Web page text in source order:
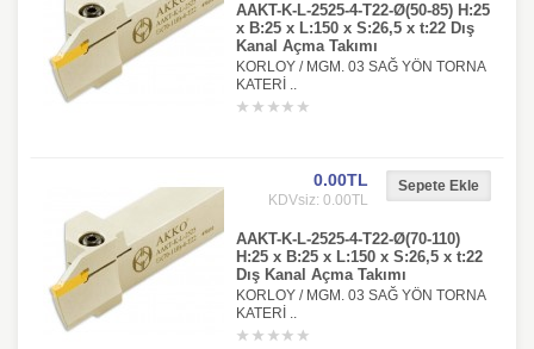
AAKT-K-L-2525-4-T22-Ø(50-85) H:25
x B:25 x L:150 x S:26,5 x t:22 Dış
Kanal Açma Takımı
KORLOY / MGM. 03 SAĞ YÖN TORNA
KATERİ ..
0.00TL
KDVsiz: 0.00TL
AAKT-K-L-2525-4-T22-Ø(70-110)
H:25 x B:25 x L:150 x S:26,5 x t:22
Dış Kanal Açma Takımı
KORLOY / MGM. 03 SAĞ YÖN TORNA
KATERİ ..